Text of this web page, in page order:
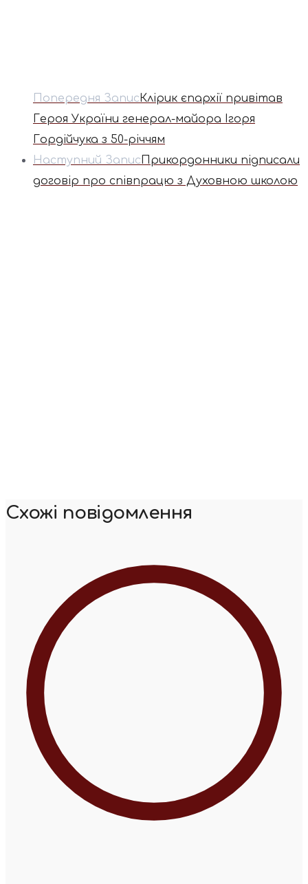
Попередня ЗаписКлірик єпархії привітав
Героя України генерал-майора Ігоря
Гордійчука з 50-річчям
Наступний ЗаписПрикордонники підписали
договір про співпрацю з Духовною школою
Схожі повідомлення